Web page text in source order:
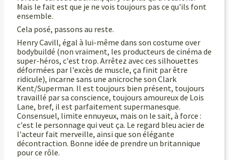
Mais le fait est que je ne vois toujours pas ce qu'ils font
ensemble.
Cela posé, passons au reste.
Henry Cavill, égal à lui-même dans son costume over
bodybuildé (non vraiment, les producteurs de cinéma de
super-héros, c'est trop. Arrêtez avec ces silhouettes
déformées par l'excès de muscle, ça finit par être
ridicule), incarne sans une anicroche son Clark
Kent/Superman. Il est toujours bien présent, toujours
travaillé par sa conscience, toujours amoureux de Lois
Lane, bref, il est parfaitement supermanesque.
Consensuel, limite ennuyeux, mais on le sait, à force :
c'est le personnage qui veut ça. Le regard bleu acier de
l'acteur fait merveille, ainsi que son élégante
décontraction. Bonne idée de prendre un britannique
pour ce rôle.